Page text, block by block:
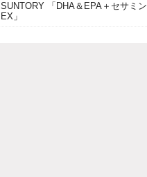
SUNTORY 「DHA＆EPA＋セサミン
EX」